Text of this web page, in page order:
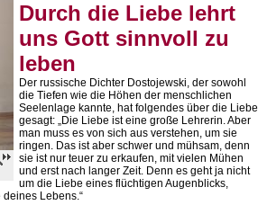
Durch die Liebe lehrt
uns Gott sinnvoll zu
leben
Der russische Dichter Dostojewski, der sowohl
die Tiefen wie die Höhen der menschlichen
Seelenlage kannte, hat folgendes über die Liebe
gesagt: „Die Liebe ist eine große Lehrerin. Aber
man muss es von sich aus verstehen, um sie
ringen. Das ist aber schwer und mühsam, denn
sie ist nur teuer zu erkaufen, mit vielen Mühen
und erst nach langer Zeit. Denn es geht ja nicht
um die Liebe eines flüchtigen Augenblicks,
Lebens.“